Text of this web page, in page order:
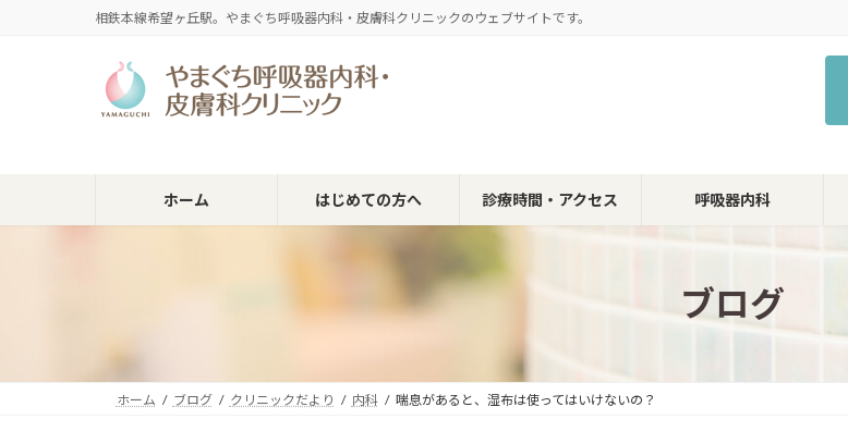
ッ
移
相鉄本線希望ヶ丘駅。やまぐち呼吸器内科・皮膚科クリニックのウェブサイトです。
ホーム はじめての方へ 診療時間・アクセス 呼吸器内科
ブログ
ホーム ブログ クリニックだより 内科 喘息があると、湿布は使ってはいけないの？